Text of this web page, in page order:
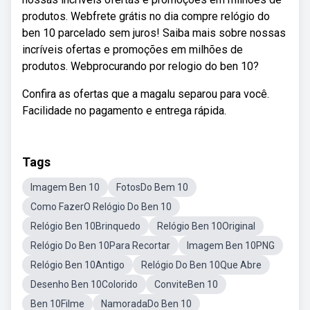
produtos. Webfrete grátis no dia compre relógio do
ben 10 parcelado sem juros! Saiba mais sobre nossas
incríveis ofertas e promoções em milhões de
produtos. Webprocurando por relogio do ben 10?
Confira as ofertas que a magalu separou para você.
Facilidade no pagamento e entrega rápida.
Tags
Imagem Ben 10
FotosDo Bem 10
Como FazerO Relógio Do Ben 10
Relógio Ben 10Brinquedo
Relógio Ben 10Original
Relógio Do Ben 10Para Recortar
Imagem Ben 10PNG
Relógio Ben 10Antigo
Relógio Do Ben 10Que Abre
Desenho Ben 10Colorido
ConviteBen 10
Ben 10Filme
NamoradaDo Ben 10